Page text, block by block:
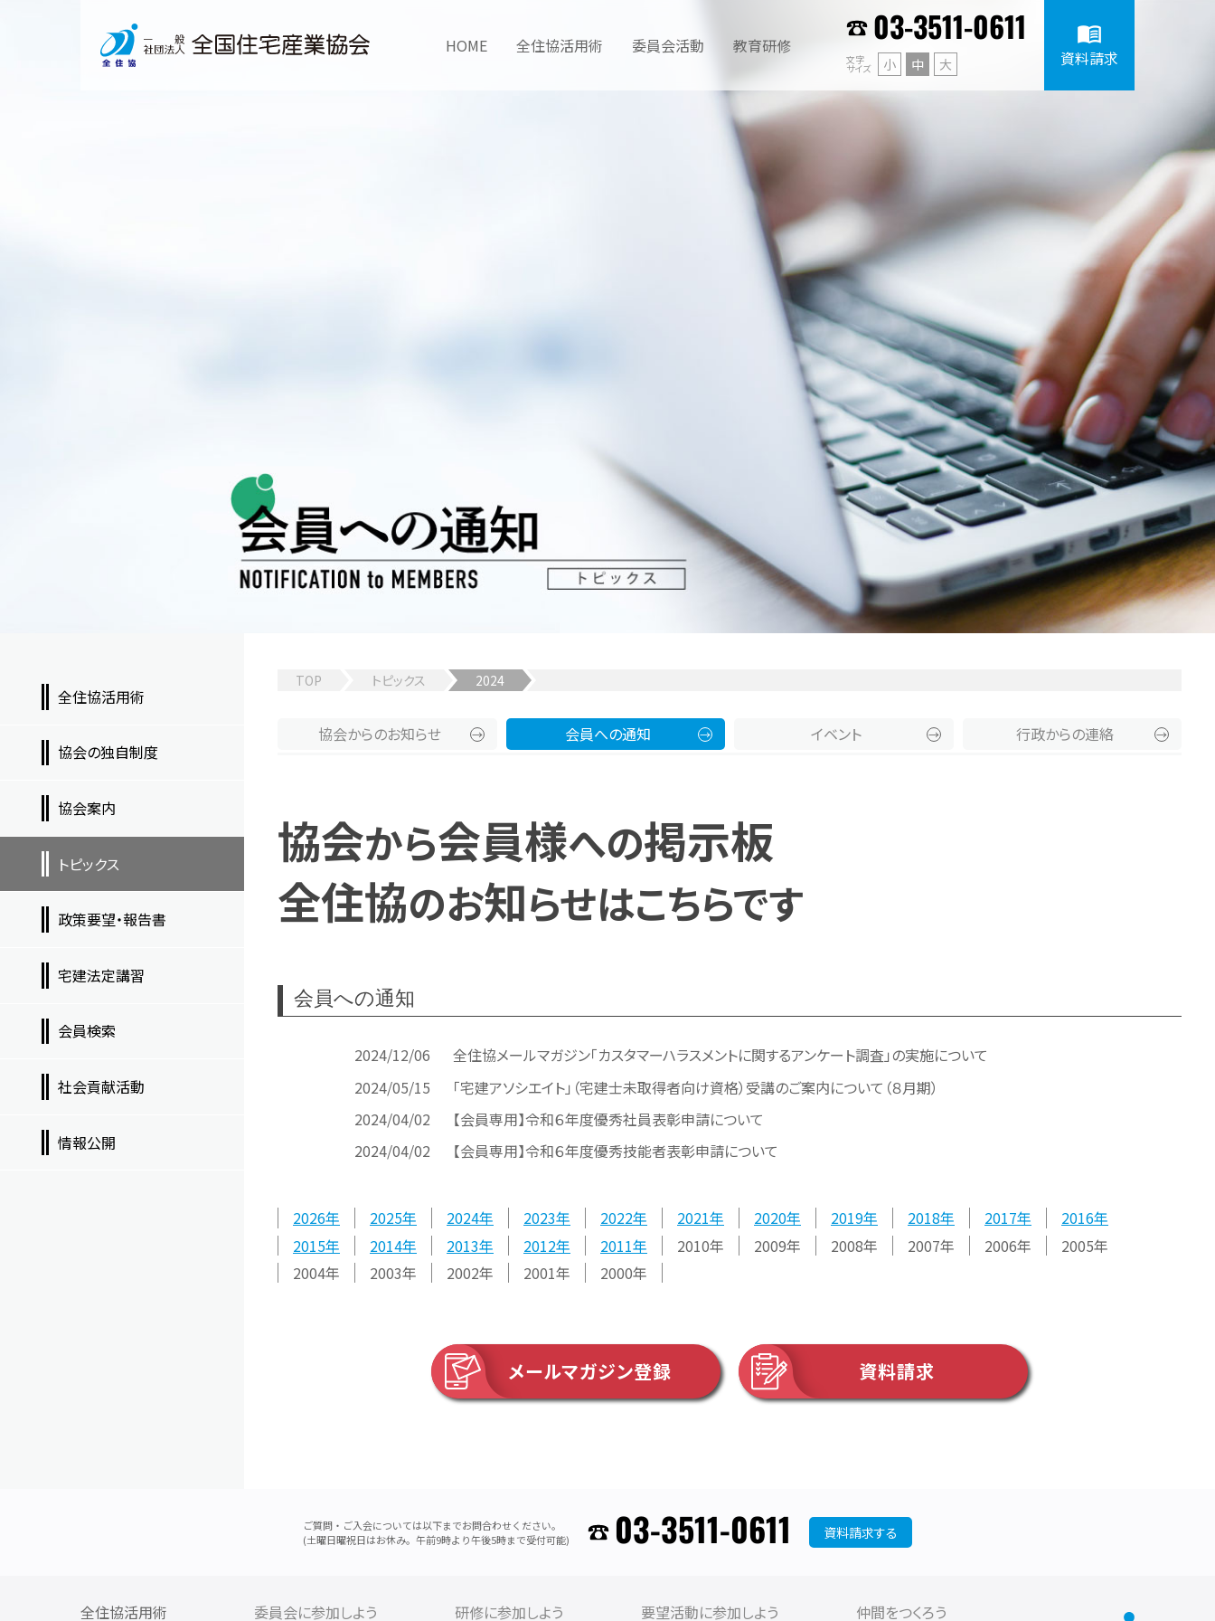
HOME 全住協活用術 委員会活動 教育研修 03-3511-0611
文字
サイズ 小 中 大
menu_book
資料請求
TOP トピックス 2024
協会からのお知らせ 会員への通知 イベント 行政からの連絡
協会から会員様への掲示板
全住協のお知らせはこちらです
会員への通知
2024/12/06
全住協メールマガジン「カスタマーハラスメントに関するアンケート調査」の実施について
2024/05/15
「宅建アソシエイト」（宅建士未取得者向け資格）受講のご案内について（８月期）
2024/04/02
【会員専用】令和６年度優秀社員表彰申請について
2024/04/02
【会員専用】令和６年度優秀技能者表彰申請について
2026 2025 2024 2023 2022 2021 2020 2019 2018 2017
2016
2015
2014 2013 2012 2011 2010 2009 2008 2007 2006
2005
2004
2003 2002 2001 2000
メールマガジン登録 資料請求
全住協活用術
協会の独自制度
協会案内
トピックス
政策要望・報告書
宅建法定講習
会員検索
社会貢献活動
情報公開
ご質問・ご入会については以下までお問合わせください。
(土曜日曜祝日はお休み。午前9時より午後5時まで受付可能)
03-3511-0611 資料請求する
全住協活用術 委員会に参加しよう 研修に参加しよう 要望活動に参加しよう 仲間をつくろう